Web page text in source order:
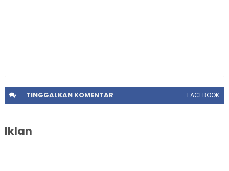
TINGGALKANKOMENTAR FACEBOOK
Iklan